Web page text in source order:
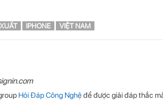
IPHONE VIỆT NAM
Hỏi Đáp Công Nghệđể được giải đáp thắc